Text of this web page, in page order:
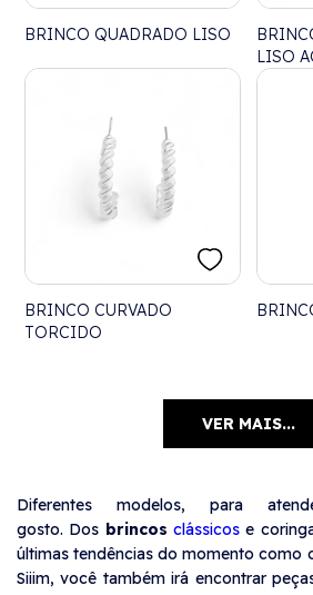
BRINCO QUADRADO LISO
LISO
BRINCO CURVADO
TORCIDO
VER MAIS...
Diferentes modelos, para
gosto. Dos brincosclássicos e
últimas tendências do momento como
Siiim, você também irá encontrar